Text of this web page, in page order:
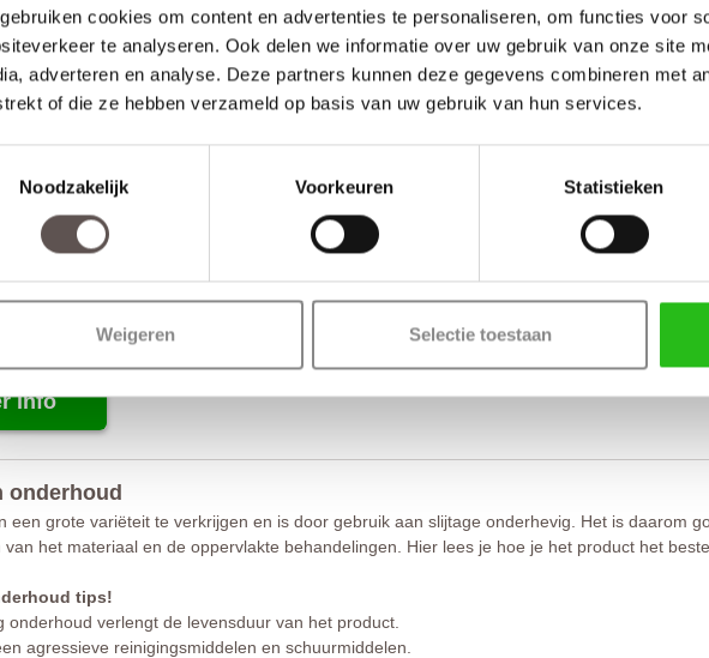
cookies om content en advertenties te personaliseren, om functies voor
te analyseren. Ook delen we informatie over uw gebruik van onze site
adverteren en analyse. Deze partners kunnen deze gegevens combineren met
of die ze hebben verzameld op basis van uw gebruik van hun services.
Noodzakelijk
Voorkeuren Statistieken
Weigeren Selectie toestaan
info
onderhoud
een grote variëteit te verkrijgen en is door gebruik aan slijtage onderhevig. Het is daarom
het materiaal en de oppervlakte behandelingen. Hier lees je hoe je het product het
tips!
onderhoud verlengt de levensduur van het product.
agressieve reinigingsmiddelen en schuurmiddelen.